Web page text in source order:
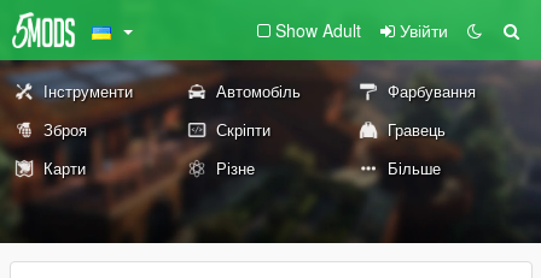
Show Adult Увійти
Інструменти Автомобіль
Фарбування
Зброя
Скріпти
Гравець
Карти
Різне Більше